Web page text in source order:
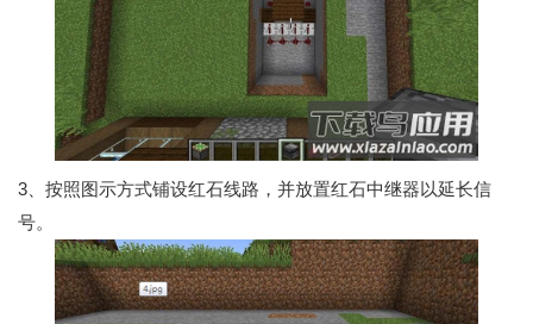
3、按照图示方式铺设红石线路，并放置红石中继器以延长信
号。